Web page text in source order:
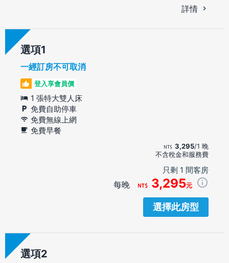
詳情
選項
一經訂房不可取消
登入享會員價
1 張特大雙人床
免費自助停車
免費無線上網
免費早餐
3,295/1 晚
不含稅金和服務費
只剩 1 間客房
每晚 3,295元
選擇此房型
選項